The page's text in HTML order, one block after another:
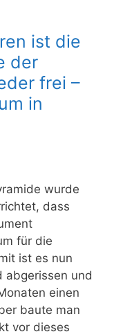
ist die
der
frei –
in
wurde
dass
für die
ist es nun
abgerissen und
einen
baute man
vor dieses